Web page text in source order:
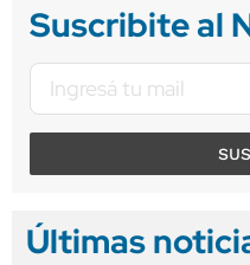
Suscribite al
Últimas